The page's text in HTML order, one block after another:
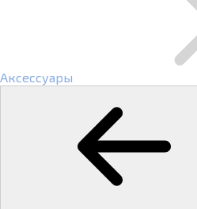
Аксессуары